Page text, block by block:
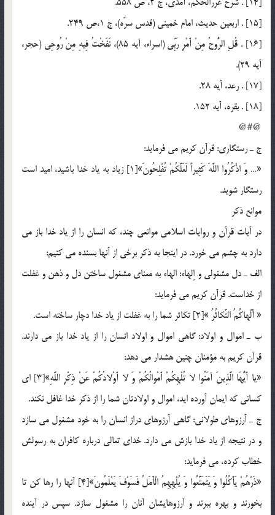
[15] . اربعين حديث، امام خميني (قدس سرّه)، ج 1،‌ص 249.
[16] . قُلِ الرُّوحُ مِنْ أَمْرِ رَبِّي (اسراء، آيه 85)، نَفَخْتُ فِيهِ مِنْ رُوحِي (حجر،
آيه 29).
[17] . رعد، آيه 28.
[18] . بقره، آيه 152.
@#@
ج ـ رستگاري: قرآن كريم مي فرمايد:
«… وَ اذْكُرُوا اللَّهَ كَثِيراً لَعَلَّكُمْ تُفْلِحُونَ»[1] زياد به ياد خدا باشيد، اميد است
رستگار شويد.
موانع ذكر
در آيات قرآن و روايات اسلامي موانعي چند، كه انسان را از ياد خدا باز مي
دارد به چشم مي خورد. در اينجا به ذكر برخي از آنها بسنده مي كنيم:
الف ـ دل مشغولي و اِلهاء: الهاء به معناي مشغول ساختن دل و ذهن و غفلت
از خداست. قرآن كريم مي فرمايد:
« أَلْهاكُمُ التَّكاثُرُ »[2] تكاثر شما را به غفلت از ياد خدا دچار ساخته است.
ب ـ اموال و اولاد: گاهي اموال و اولاد انسان را از ياد خدا باز مي دارند.
قرآن كريم به مؤمنان چنين هشدار مي دهد:
«يا أَيُّهَا الَّذِينَ آمَنُوا لا تُلْهِكُمْ أَمْوالُكُمْ وَ لا أَوْلادُكُمْ عَنْ ذِكْرِ اللَّهِ»[3] اي
كساني كه ايمان آورده ايد، اموال و اولادتان شما را از ذكر خدا غافل نكند.
ج ـ آرزوهاي طولاني: گاهي آرزوهاي دراز انسان را به خود مشغول مي سازد
و در نتيجه از ياد خدا بازش مي دارد. خداي تعالي درباره كافران به رسولش
خطاب كرده، مي فرمايد:
«ذَرْهُمْ يَأْكُلُوا وَ يَتَمَتَّعُوا وَ يُلْهِهِمُ الْأَمَلُ فَسَوْفَ يَعْلَمُونَ»[4] آنها را رها كن تا
بخورند و بهره ببرند و آرزوهايشان آنان را مشغول سازد. سپس در آينده